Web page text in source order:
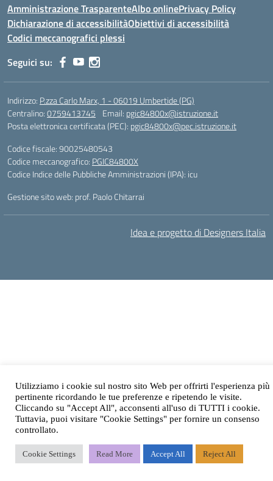
Amministrazione TrasparenteAlbo onlinePrivacy Policy
Dichiarazione di accessibilitàObiettivi di accessibilità
Codici meccanografici plessi
Seguici su:
Indirizzo: P.zza Carlo Marx, 1 - 06019 Umbertide (PG)
Centralino:0759413745 Email: pgic84800x@istruzione.it
Posta elettronica certificata (PEC): pgic84800x@pec.istruzione.it
Codice fiscale: 90025480543
Codice meccanografico: PGIC84800X
Codice Indice delle Pubbliche Amministrazioni (IPA): icu
Gestione sito web: prof. Paolo Chitarrai
Idea e progetto di Designers Italia
Utilizziamo i cookie sul nostro sito Web per offrirti l'esperienza più
pertinente ricordando le tue preferenze e ripetendo le visite.
Cliccando su "Accept All", acconsenti all'uso di TUTTI i cookie.
Tuttavia, puoi visitare "Cookie Settings" per fornire un consenso
controllato.
Cookie Settings Read More Accept All Reject All